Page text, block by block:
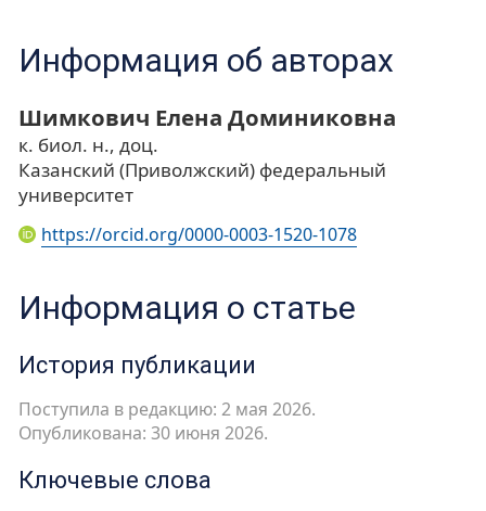
Информация об авторах
Шимкович Елена Доминиковна
к. биол. н., доц.
Казанский (Приволжский) федеральный
университет
https://orcid.org/0000-0003-1520-1078
Информация о статье
История публикации
Поступила в редакцию: 2 мая 2026.
Опубликована: 30 июня 2026.
Ключевые слова